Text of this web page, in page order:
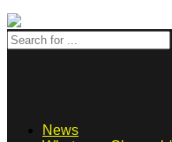
News